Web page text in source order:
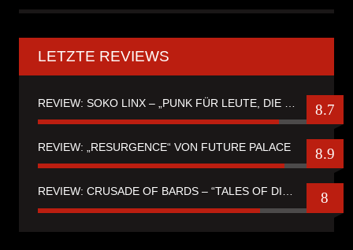
LETZTE REVIEWS
8.7
REVIEW: „RESURGENCE“ VON FUTURE PALACE 8.9
REVIEW: CRUSADE OF BARDS – “TALES OF DISTANT WORLDS“ 8